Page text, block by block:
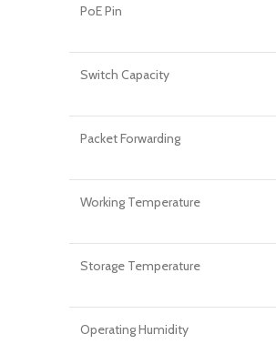
PoE Pin
Switch Capacity
Packet Forwarding
Working Temperature
Storage Temperature
Operating Humidity